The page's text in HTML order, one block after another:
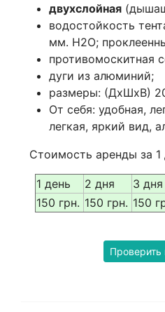
двухслойная
водостойкость
мм. Н2О;
противомоскитная
дуги из алюминий;
размеры: (ДхШхВ)
От себя: удобная,
легкая, яркий вид,
Стоимость аренды за 1
1 день 2 дня 3 дня
150 грн. 150 грн. 150
Проверить